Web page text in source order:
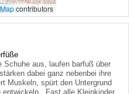
contributors
Schuhe aus, laufen barfuß über
dabei ganz nebenbei ihre
Muskeln, spürt den Untergrund
„Fast alle Kleinkinder